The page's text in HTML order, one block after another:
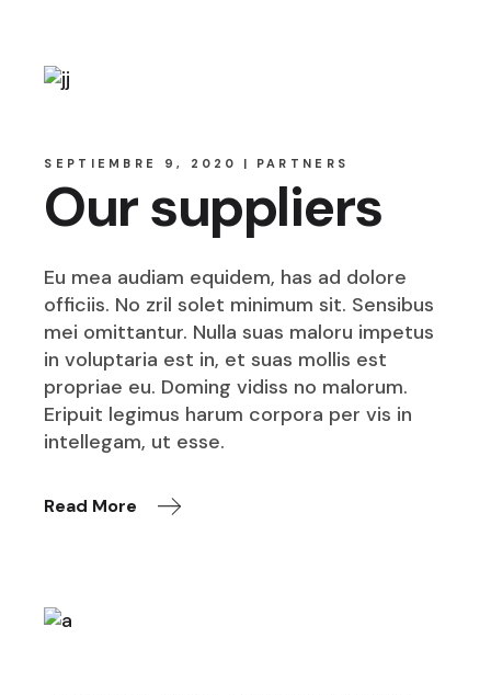
SEPTIEMBRE 9, 2020 PARTNERS
Our suppliers
Eu mea audiam equidem, has ad dolore
officiis. No zril solet minimum sit. Sensibus
mei omittantur. Nulla suas maloru impetus
in voluptaria est in, et suas mollis est
propriae eu. Doming vidiss no malorum.
Eripuit legimus harum corpora per vis in
intellegam, ut esse.
Read More